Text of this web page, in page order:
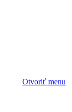
Otvoriť menu